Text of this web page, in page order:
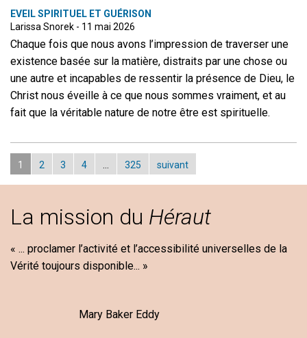
EVEIL SPIRITUEL ET GUÉRISON
Larissa Snorek - 11 mai 2026
Chaque fois que nous avons l’impression de traverser une
existence basée sur la matière, distraits par une chose ou
une autre et incapables de ressentir la présence de Dieu, le
Christ nous éveille à ce que nous sommes vraiment, et au
fait que la véritable nature de notre être est spirituelle.
1 2 3 4 325 suivant
La mission du Héraut
« ... proclamer l’activité et l’accessibilité universelles de la
Vérité toujours disponible... »
Mary Baker Eddy